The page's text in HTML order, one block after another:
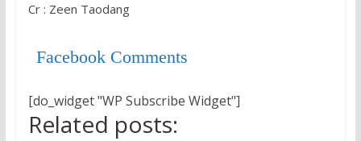
Cr : Zeen Taodang
Facebook Comments
[do_widget "WP Subscribe Widget"]
Related posts: